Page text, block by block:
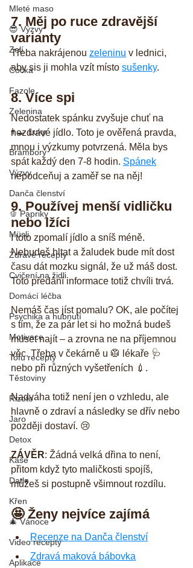
Mleté maso
😎 Výzvy
Zelí
Čočka
Fazole
Zelenina
👨‍🍳 Luky
Brambory
Výzvy
Danča členství
🫑 Papriky
Müsli
Zdravé recepty
Cvičení na židli
Domácí léčba
Psychika a hubnutí
Motivace
Tofu recepty
Těstoviny
Rizoto
Jaro
Detox
Kaše
Datle
Křen
🎄 Vánoce
Video recepty
Aplikace
7. Měj po ruce zdravější
varianty
Třeba nakrájenou zeleninu v lednici,
aby sis ji mohla vzít místo sušenky.
8. Více spi
Nedostatek spánku zvyšuje chuť na
nezdravé jídlo. Toto je ověřená pravda,
mnou i výzkumy potvrzená. Měla bys
spát každý den 7-8 hodin. Spánek
nepodceňuj a zaměř se na něj!
9. Používej menší vidličku
nebo lžíci
I toto zpomalí jídlo a sníš méně.
Nebudeš hltat a žaludek bude mít dost
času dát mozku signál, že už máš dost.
Toto předání informace totiž chvíli trvá.
Nemáš čas jíst pomalu? OK, ale počítej
s tím, že za pár let si ho možná budeš
muset najít – a zrovna ne na příjemnou
věc. Třeba v čekárně u 🥼 lékaře 🩺
nebo při různých vyšetřeních 💉.
Nadváha totiž není jen o vzhledu, ale
hlavně o zdraví a následky se dřív nebo
později dostaví. 😢
ZÁVĚR: Žádná velká dřina to není,
přitom když tyto maličkosti spojíš,
můžeš si postupně všimnout rozdílu.
🤩 Ženy nejvíce zajímá
Recenze na Danča členství
Zdravá maková bábovka